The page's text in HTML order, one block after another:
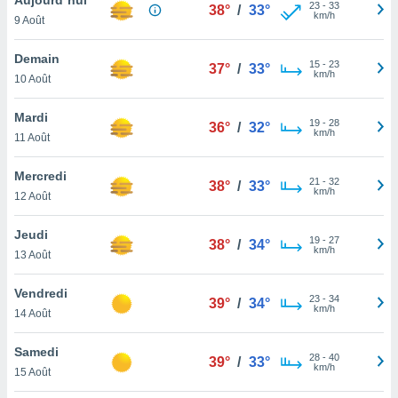
et
»,
au
vous
qu'ils
ou
le
ainsi
un
la
du
9 Août
38° / 33° 23- 33
km/h
Demain
10 Août
37° / 33° 15- 23
km/h
Mardi
11 Août
36° / 32° 19- 28
km/h
Mercredi
12 Août
38° / 33° 21 - 32
km/h
Jeudi
13 Août
38° / 34° 19- 27
km/h
Vendredi
14 Août
39° / 34° 23- 34
km/h
Samedi
15 Août
39° / 33° 28- 40
km/h